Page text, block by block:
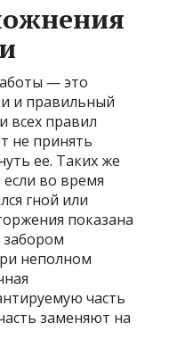
— это
и правильный
всех правил
не принять
ее. Таких же
во время
гной или
показана
неполном
часть
заменяют на